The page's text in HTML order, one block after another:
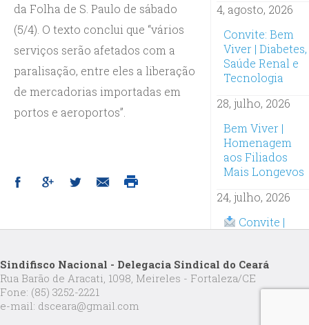
da Folha de S. Paulo de sábado
(5/4). O texto conclui que “vários
serviços serão afetados com a
paralisação, entre eles a liberação
de mercadorias importadas em
portos e aeroportos”.
4, agosto, 2026
Convite: Bem
Viver | Diabetes,
Saúde Renal e
Tecnologia
28, julho, 2026
Bem Viver |
Homenagem
aos Filiados
Mais Longevos
24, julho, 2026
Convite |
Artificial na
Prática:
Inscrições
Sindifisco Nacional - Delegacia Sindical do Ceará
Rua Barão de Aracati, 1098, Meireles - Fortaleza/CE
Fone: (85) 3252-2221
e-mail: dsceara@gmail.com